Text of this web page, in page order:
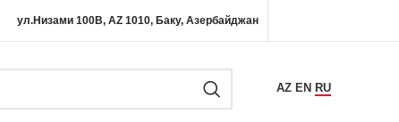
ул.Низами 100B, AZ 1010, Баку, Азербайджан
AZ EN RU